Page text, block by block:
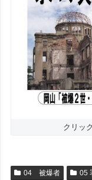
クリッ
04 被爆者 05